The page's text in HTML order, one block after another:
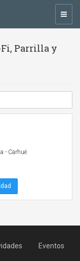
Parrilla y
- Carhué
Eventos